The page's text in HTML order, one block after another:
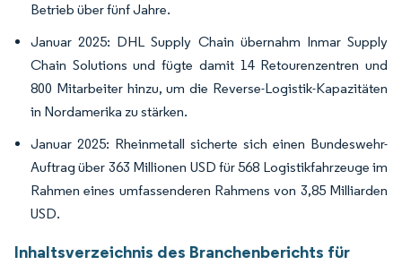
Betrieb über fünf Jahre.
Januar 2025: DHL Supply Chain übernahm Inmar Supply
Chain Solutions und fügte damit 14 Retourenzentren und
800 Mitarbeiter hinzu, um die Reverse-Logistik-Kapazitäten
in Nordamerika zu stärken.
Januar 2025: Rheinmetall sicherte sich einen Bundeswehr-
Auftrag über 363 Millionen USD für 568 Logistikfahrzeuge im
Rahmen eines umfassenderen Rahmens von 3,85 Milliarden
USD.
Inhaltsverzeichnis des Branchenberichts für